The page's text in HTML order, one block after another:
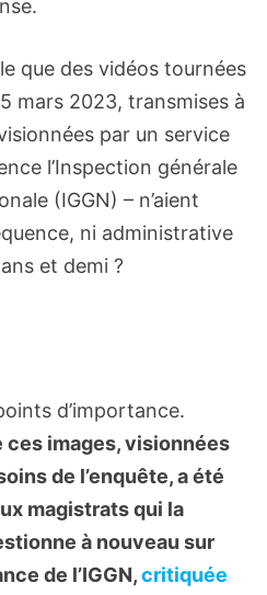
que des vidéos tournées
mars 2023, transmises à
par un service
l’Inspection générale
(IGGN) – n’aient
ni administrative
et demi ?
d’importance.
ces images, visionnées
de l’enquête, a été
magistrats qui la
à nouveau sur
de l’IGGN,critiquée